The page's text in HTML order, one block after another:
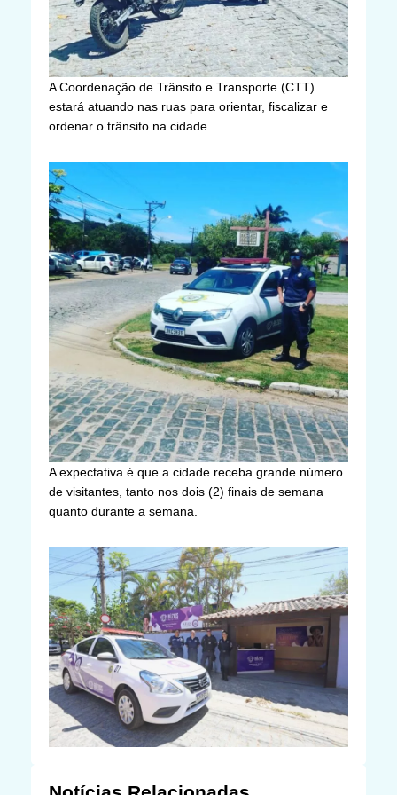
A Coordenação de Trânsito e Transporte (CTT)
estará atuando nas ruas para orientar, fiscalizar e
ordenar o trânsito na cidade.
A expectativa é que a cidade receba grande número
de visitantes, tanto nos dois (2) finais de semana
quanto durante a semana.